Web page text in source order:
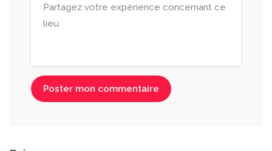
Poster mon commentaire